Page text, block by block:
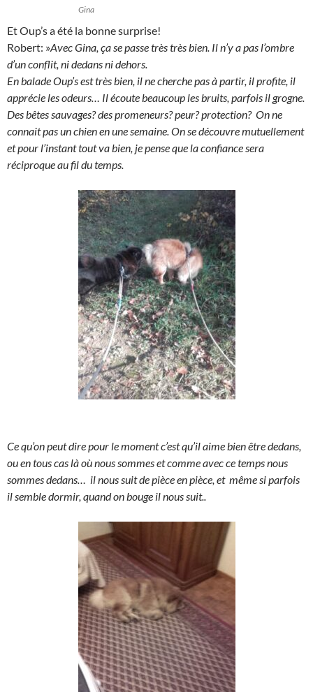
Gina
Et Oup’s a été la bonne surprise!
Robert: »Avec Gina, ça se passe très très bien. Il n’y a pas l’ombre
d’un conflit, ni dedans ni dehors.
En balade Oup’s est très bien, il ne cherche pas à partir, il profite, il
apprécie les odeurs… Il écoute beaucoup les bruits, parfois il grogne.
Des bêtes sauvages? des promeneurs? peur? protection? On ne
connait pas un chien en une semaine. On se découvre mutuellement
et pour l’instant tout va bien, je pense que la confiance sera
réciproque au fil du temps.
Ce qu’on peut dire pour le moment c’est qu’il aime bien être dedans,
ou en tous cas là où nous sommes et comme avec ce temps nous
sommes dedans… il nous suit de pièce en pièce, et même si parfois
il semble dormir, quand on bouge il nous suit..